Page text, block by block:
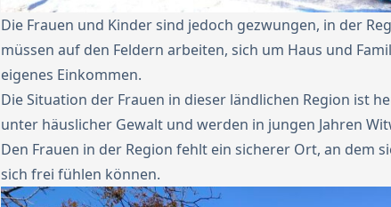
Die Frauen und Kinder sind jedoch gezwungen, in der
müssen auf den Feldern arbeiten, sich um Haus und
eigenes Einkommen.
Die Situation der Frauen in dieser ländlichen Region ist
unter häuslicher Gewalt und werden in jungen Jahren
Den Frauen in der Region fehlt ein sicherer Ort, an dem
sich frei fühlen können.